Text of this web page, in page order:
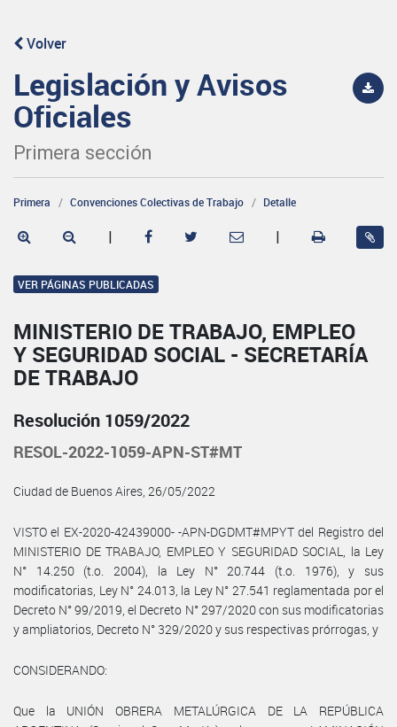
Volver
Legislación y Avisos
Oficiales
Primera sección
Primera Convenciones Colectivas de Trabajo Detalle
| |
VER PÁGINAS PUBLICADAS
MINISTERIO DE TRABAJO, EMPLEO
Y SEGURIDAD SOCIAL - SECRETARÍA
DE TRABAJO
Resolución 1059/2022
RESOL-2022-1059-APN-ST#MT
Ciudad de Buenos Aires, 26/05/2022
VISTO el EX-2020-42439000- -APN-DGDMT#MPYT del Registro del
MINISTERIO DE TRABAJO, EMPLEO Y SEGURIDAD SOCIAL, la Ley
N° 14.250 (t.o. 2004), la Ley N° 20.744 (t.o. 1976), y sus
modificatorias, Ley N° 24.013, la Ley N° 27.541 reglamentada por el
Decreto N° 99/2019, el Decreto N° 297/2020 con sus modificatorias
y ampliatorios, Decreto N° 329/2020 y sus respectivas prórrogas, y
CONSIDERANDO:
Que la UNIÓN OBRERA METALÚRGICA DE LA REPÚBLICA